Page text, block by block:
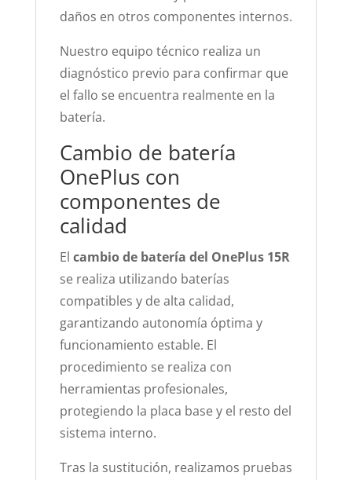
daños en otros componentes internos.
Nuestro equipo técnico realiza un
diagnóstico previo para confirmar que
el fallo se encuentra realmente en la
batería.
Cambio de batería
OnePlus con
componentes de
calidad
El cambio de batería del OnePlus 15R
se realiza utilizando baterías
compatibles y de alta calidad,
garantizando autonomía óptima y
funcionamiento estable. El
procedimiento se realiza con
herramientas profesionales,
protegiendo la placa base y el resto del
sistema interno.
Tras la sustitución, realizamos pruebas